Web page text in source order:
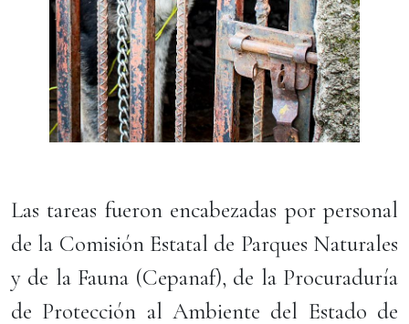
Las tareas fueron encabezadas por personal
de la Comisión Estatal de Parques Naturales
y de la Fauna (Cepanaf), de la Procuraduría
de Protección al Ambiente del Estado de